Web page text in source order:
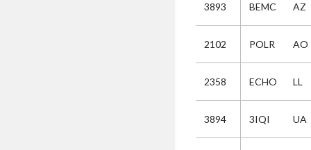
3893 BEMC AZ
2102 POLR AO
2358 ECHO LL
3894 3IQI UA